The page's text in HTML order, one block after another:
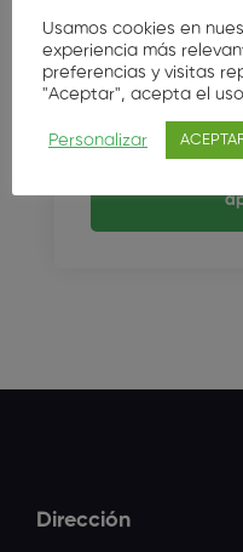
nota: La hora de
en función de tu
Unirse a
Dirección
Usamos cookies en
experiencia más
preferencias y visitas
"Aceptar", acepta el
Personalizar